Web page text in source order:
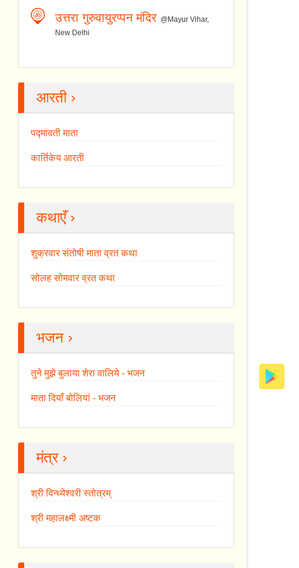
उत्तरा गुरुवायुरप्पन मंदिर @Mayur Vihar,
New Delhi
आरती ›
पद्मावती माता
कार्तिकेय आरती
कथाएँ ›
शुक्रवार संतोषी माता व्रत कथा
सोलह सोमवार व्रत कथा
भजन ›
तुने मुझे बुलाया शेरा वालिये - भजन
माता दियाँ बोलियां - भजन
मंत्र ›
श्री विन्ध्येश्वरी स्तोत्रम्
श्री महालक्ष्मी अष्टक